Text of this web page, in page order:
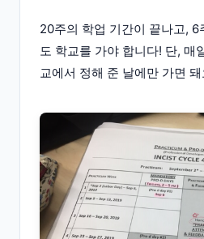
20주의 학업 기간이 끝나고, 6
도 학교를 가야 합니다! 단, 매
교에서 정해 준 날에만 가면 돼